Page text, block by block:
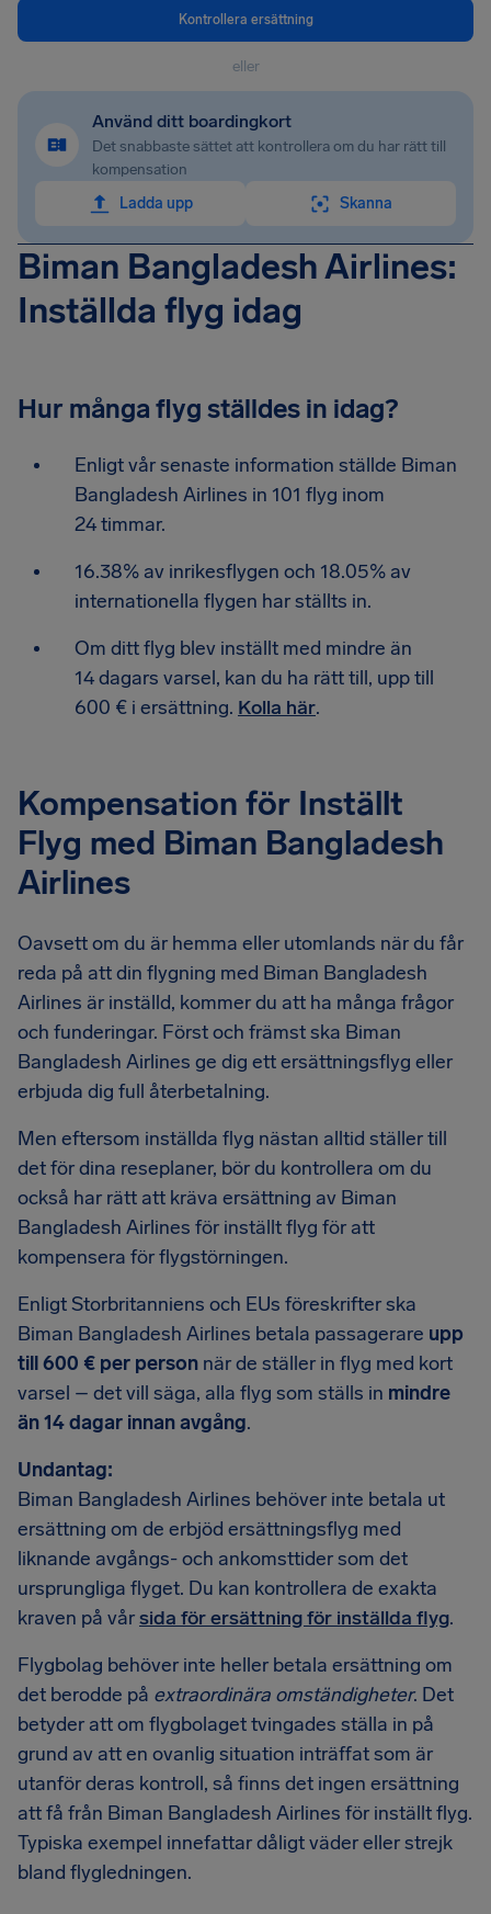
Kontrollera ersättning
eller
Använd ditt boardingkort
Det snabbaste sättet att kontrollera om du har rätt till
kompensation
Ladda upp
Skanna
Biman Bangladesh Airlines:
Inställda flyg idag
Hur många flyg ställdes in idag?
Enligt vår senaste information ställde Biman
Bangladesh Airlines in 101 flyg inom
24 timmar.
16.38% av inrikesflygen och 18.05% av
internationella flygen har ställts in.
Om ditt flyg blev inställt med mindre än
14 dagars varsel, kan du ha rätt till, upp till
600 € i ersättning. Kolla här.
Kompensation för Inställt
Flyg med Biman Bangladesh
Airlines
Oavsett om du är hemma eller utomlands när du får
reda på att din flygning med Biman Bangladesh
Airlines är inställd, kommer du att ha många frågor
och funderingar. Först och främst ska Biman
Bangladesh Airlines ge dig ett ersättningsflyg eller
erbjuda dig full återbetalning.
Men eftersom inställda flyg nästan alltid ställer till
det för dina reseplaner, bör du kontrollera om du
också har rätt att kräva ersättning av Biman
Bangladesh Airlines för inställt flyg för att
kompensera för flygstörningen.
Enligt Storbritanniens och EUs föreskrifter ska
Biman Bangladesh Airlines betala passagerare upp
till 600 € per person när de ställer in flyg med kort
varsel – det vill säga, alla flyg som ställs in mindre
än 14 dagar innan avgång.
Undantag:
Biman Bangladesh Airlines behöver inte betala ut
ersättning om de erbjöd ersättningsflyg med
liknande avgångs- och ankomsttider som det
ursprungliga flyget. Du kan kontrollera de exakta
kraven på vårsida för ersättning för inställda flyg.
Flygbolag behöver inte heller betala ersättning om
det berodde på extraordinära omständigheter. Det
betyder att om flygbolaget tvingades ställa in på
grund av att en ovanlig situation inträffat som är
utanför deras kontroll, så finns det ingen ersättning
att få från Biman Bangladesh Airlines för inställt flyg.
Typiska exempel innefattar dåligt väder eller strejk
bland flygledningen.